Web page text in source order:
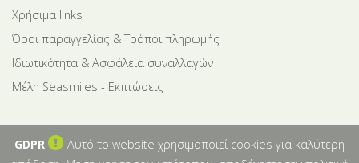
Χρήσιμα links
Όροι παραγγελίας & Τρόποι πληρωμής
Ιδιωτικότητα & Ασφάλεια συναλλαγών
Μέλη Seasmiles - Εκπτώσεις
GDPR
Αυτό το website χρησιμοποιεί cookies για καλύτερη